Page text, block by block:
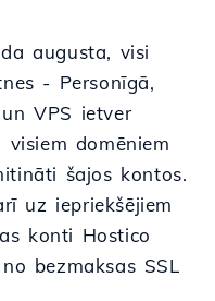
augusta, visi
- Personīgā,
VPS ietver
domēniem
šajos kontos.
uz iepriekšējiem
konti Hostico
bezmaksas SSL